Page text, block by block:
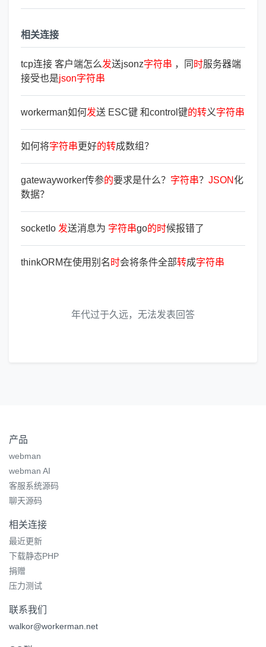
相关连接
tcp连接 客户端怎么发送jsonz字符串 ，同 时服务器端
接受也是json字符串
workerman如何发送 ESC键 和control键的转义字符串
如何将字符串更好的转成数组？
gatewayworker传参的要求是什么？ 字符串？ JSON 化
数据？
socketIo 发送消息为 字符串go的时候报错了
thinkORM在使用别名 时会将条件全部转成字符串
年代过于久远，无法发表回答
产品
webman
webman AI
客服系统源码
聊天源码
相关连接
最近更新
下载静态PHP
捐赠
压力测试
联系我们
walkor@workerman.net